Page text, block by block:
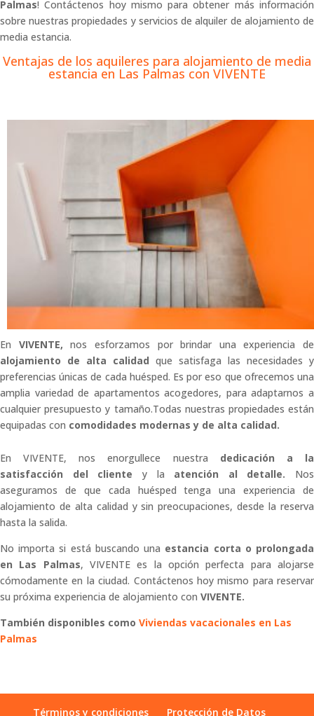
Palmas! Contáctenos hoy mismo para obtener más información
sobre nuestras propiedades y servicios de alquiler de alojamiento de
media estancia.
Ventajas de los aquileres para alojamiento de media
estancia en Las Palmas con VIVENTE
En VIVENTE, nos esforzamos por brindar una experiencia de
alojamiento de alta calidad que satisfaga las necesidades y
preferencias únicas de cada huésped. Es por eso que ofrecemos una
amplia variedad de apartamentos acogedores, para adaptarnos a
cualquier presupuesto y tamaño.Todas nuestras propiedades están
equipadas con comodidades modernas y de alta calidad.
En VIVENTE, nos enorgullece nuestra dedicación a la
satisfacción del cliente y la atención al detalle. Nos
aseguramos de que cada huésped tenga una experiencia de
alojamiento de alta calidad y sin preocupaciones, desde la reserva
hasta la salida.
No importa si está buscando una estancia corta o prolongada
en Las Palmas, VIVENTE es la opción perfecta para alojarse
cómodamente en la ciudad. Contáctenos hoy mismo para reservar
su próxima experiencia de alojamiento con VIVENTE.
También disponibles como Viviendas vacacionales en Las
Palmas
Términos y condiciones Protección de Datos